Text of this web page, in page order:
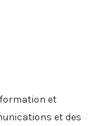
et
et des